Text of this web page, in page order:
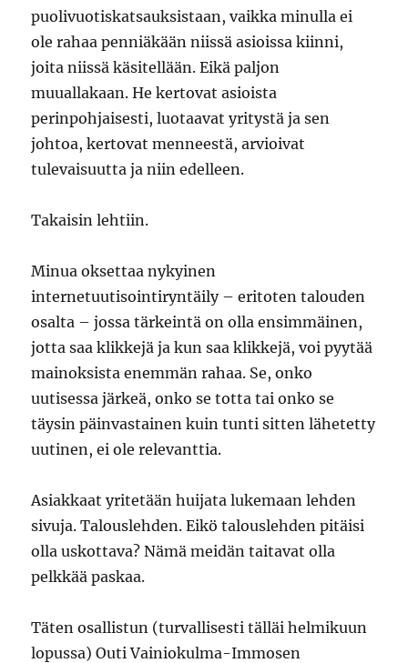
puolivuotiskatsauksistaan, vaikka minulla ei
ole rahaa penniäkään niissä asioissa kiinni,
joita niissä käsitellään. Eikä paljon
muuallakaan. He kertovat asioista
perinpohjaisesti, luotaavat yritystä ja sen
johtoa, kertovat menneestä, arvioivat
tulevaisuutta ja niin edelleen.
Takaisin lehtiin.
Minua oksettaa nykyinen
internetuutisointiryntäily – eritoten talouden
osalta – jossa tärkeintä on olla ensimmäinen,
jotta saa klikkejä ja kun saa klikkejä, voi pyytää
mainoksista enemmän rahaa. Se, onko
uutisessa järkeä, onko se totta tai onko se
täysin päinvastainen kuin tunti sitten lähetetty
uutinen, ei ole relevanttia.
Asiakkaat yritetään huijata lukemaan lehden
sivuja. Talouslehden. Eikö talouslehden pitäisi
olla uskottava? Nämä meidän taitavat olla
pelkkää paskaa.
Täten osallistun (turvallisesti tälläi helmikuun
lopussa) Outi Vainiokulma-Immosen